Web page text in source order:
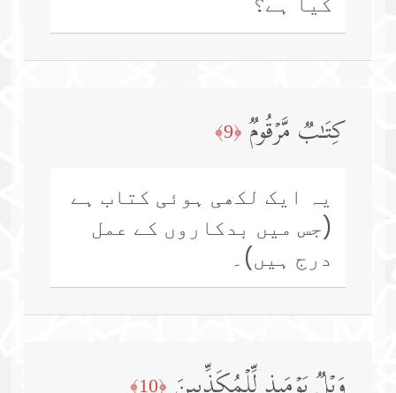
كِتَـٰبࣱ مَّرۡقُومࣱ ﴿9﴾
یہ ایک لکھی ہوئی کتاب ہے
(جس میں بدکاروں کے عمل
درج ہیں)۔
﴿10﴾